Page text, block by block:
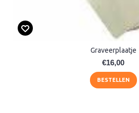
Graveerplaatje
€16,00
BESTELLEN